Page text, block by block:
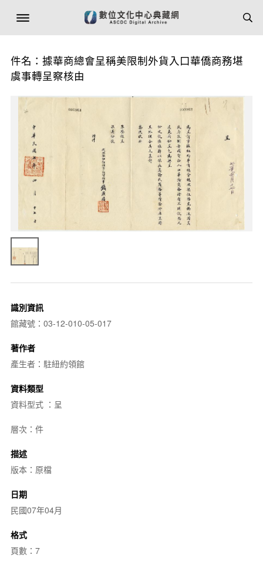
件名：據華商總會呈稱美限制外貨入口華僑商務堪
虞事轉呈察核由
識別資訊
館藏號：03-12-010-05-017
著作者
產生者：駐紐約領館
資料類型
資料型式 ：呈
層次：件
描述
版本：原檔
日期
民國07年04月
格式
頁數：7